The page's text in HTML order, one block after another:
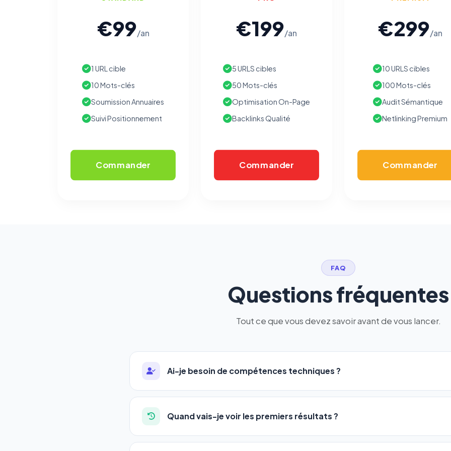
€99/an
1 URL cible
10 Mots-clés
Soumission Annuaires
Suivi Positionnement
Commander
€199/an
5 URLS cibles
50 Mots-clés
Optimisation On-Page
Backlinks Qualité
Commander
€299/an
10 URLS cibles
100 Mots-clés
Audit Sémantique
Netlinking Premium
Commander
FAQ
Questions fréquentes
Tout ce que vous devez savoir avant de vous lancer.
Ai-je besoin de compétences techniques ?
Absolument pas. Notre logiciel a été conçu pour être accessible àtous les profils:
auto-entrepreneurs, PME ou agences. Pas de code, pas de configuration complexe —
l'adresse de votre site, décrivez votre activité, et le logiciel gère tout en automatique
Quand vais-je voir les premiers résultats ?
La plupart de nos utilisateurs observent une amélioration de leur positionnement en4